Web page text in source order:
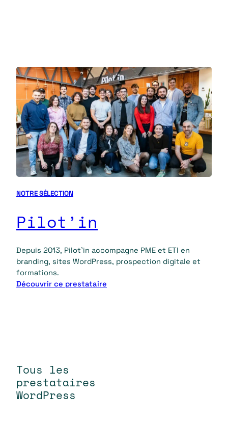
NOTRE SÉLECTION
Pilot’in
Depuis 2013, Pilot’in accompagne PME et ETI en
branding, sites WordPress, prospection digitale et
formations.
Découvrir ce prestataire
Tous les
prestataires
WordPress